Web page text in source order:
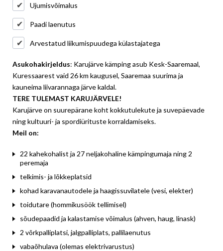
Ujumisvõimalus
Paadi laenutus
Arvestatud liikumispuudega külastajatega
Asukohakirjeldus: Karujärve kämping asub Kesk-Saaremaal,
Kuressaarest vaid 26 km kaugusel, Saaremaa suurima ja
kauneima liivarannaga järve kaldal.
TERE TULEMAST KARUJÄRVELE!
Karujärve on suurepärane koht kokkutulekute ja suvepäevade
ning kultuuri- ja spordiürituste korraldamiseks.
Meil on:
22 kahekohalist ja 27 neljakohaline kämpingumaja ning 2
peremaja
telkimis- ja lõkkeplatsid
kohad karavanautodele ja haagissuvilatele (vesi, elekter)
toidutare (hommikusöök tellimisel)
sõudepaadid ja kalastamise võimalus (ahven, haug, linask)
2 võrkpalliplatsi, jalgpalliplats, pallilaenutus
vabaõhulava (olemas elektrivarustus)